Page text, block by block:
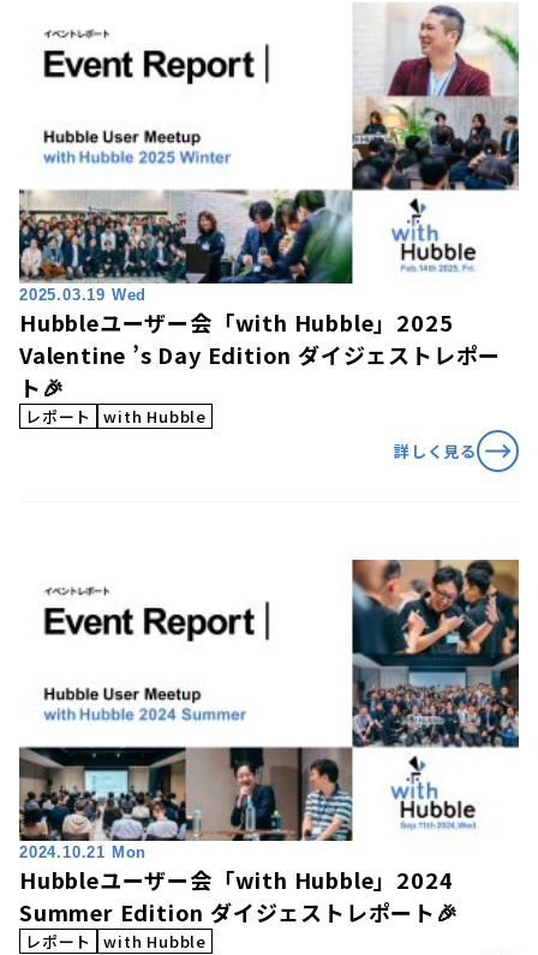
2025.03.19 Wed
Hubbleユーザー会「with Hubble」2025
Valentine ’s Day Edition ダイジェストレポー
ト🎉
レポート
with Hubble
詳しく見る
2024.10.21 Mon
Hubbleユーザー会「with Hubble」2024
Summer Edition ダイジェストレポート🎉
レポート
with Hubble